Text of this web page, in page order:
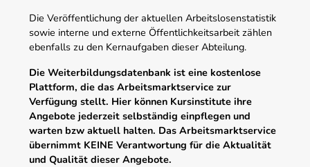
Die Veröffentlichung der aktuellen Arbeitslosenstatistik
sowie interne und externe Öffentlichkeitsarbeit zählen
ebenfalls zu den Kernaufgaben dieser Abteilung.
Die Weiterbildungsdatenbank ist eine kostenlose
Plattform, die das Arbeitsmarktservice zur
Verfügung stellt. Hier können Kursinstitute ihre
Angebote jederzeit selbständig einpflegen und
warten bzw aktuell halten. Das Arbeitsmarktservice
übernimmt KEINE Verantwortung für die Aktualität
und Qualität dieser Angebote.